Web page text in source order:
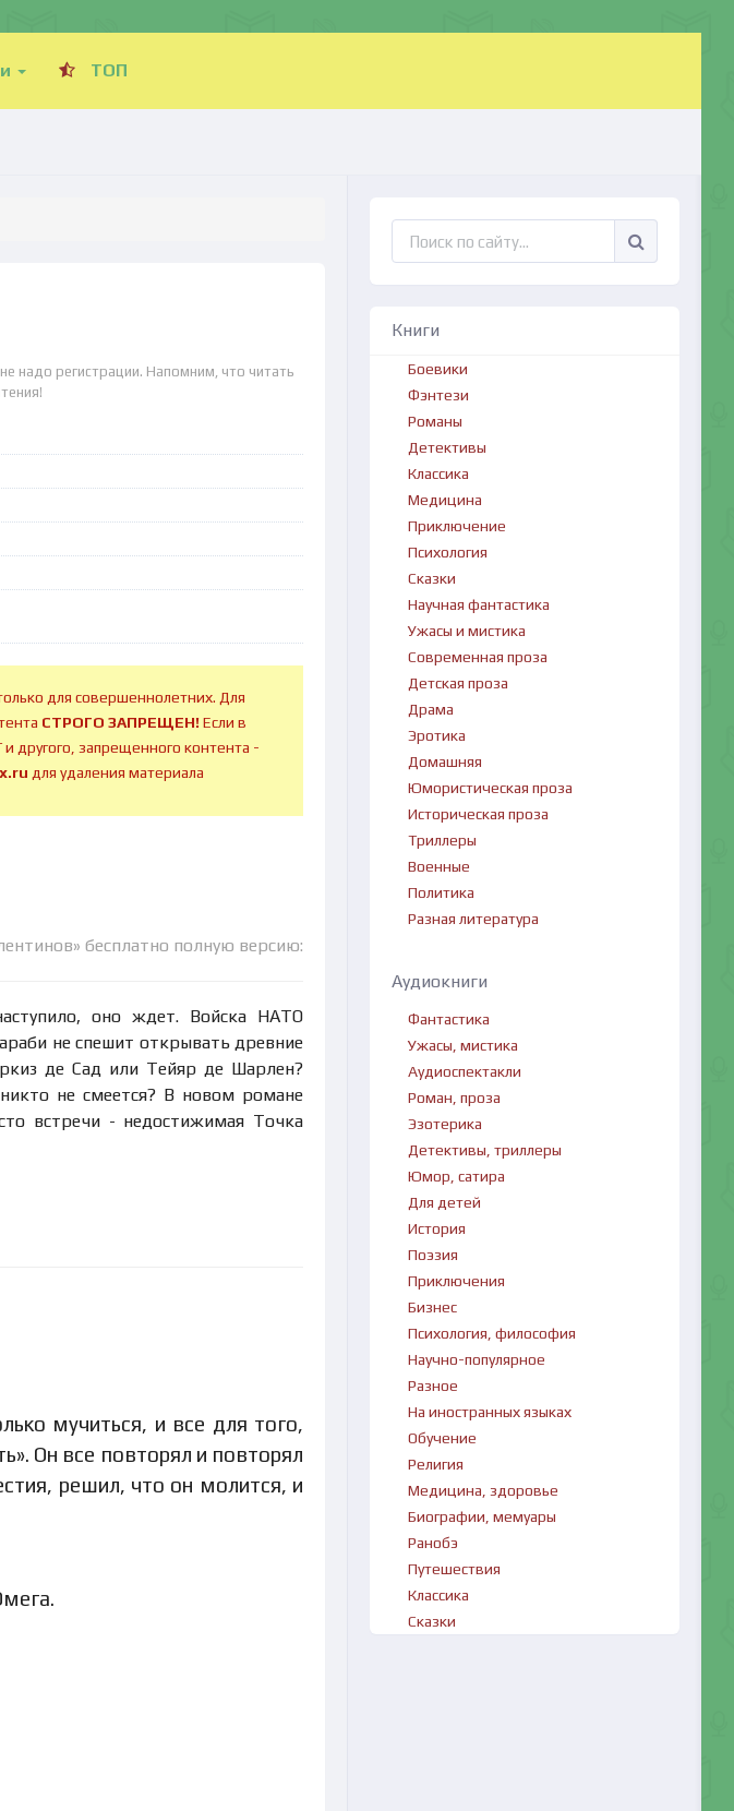
ТОП
надо регистрации. Напомним, что читать
для совершеннолетних. Для
СТРОГО ЗАПРЕЩЕН!Если в
другого, запрещенного контента -
для удаления материала
бесплатно полную версию:
оно ждет. Войска НАТО
не спешит открывать древние
де Сад или Тейяр де Шарлен?
не смеется? В новом романе
встречи - недостижимая Точка
мучиться, и все для того,
Он все повторял и повторял
решил, что он молится, и
Книги
Боевики
Фэнтези
Романы
Детективы
Классика
Медицина
Приключение
Психология
Сказки
Научная фантастика
Ужасы и мистика
Современная проза
Детская проза
Драма
Эротика
Домашняя
Юмористическая проза
Историческая проза
Триллеры
Военные
Политика
Разная литература
Аудиокниги
Фантастика
Ужасы, мистика
Аудиоспектакли
Роман, проза
Эзотерика
Детективы, триллеры
Юмор, сатира
Для детей
История
Поэзия
Приключения
Бизнес
Психология, философия
Научно-популярное
Разное
На иностранных языках
Обучение
Религия
Медицина, здоровье
Биографии, мемуары
Ранобэ
Путешествия
Классика
Сказки